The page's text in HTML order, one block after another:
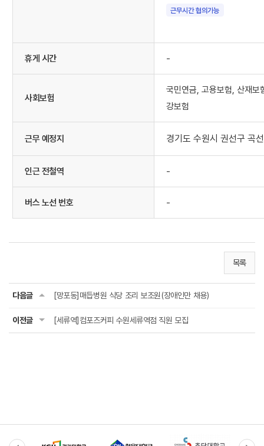
근무시간 협의가능
휴게 시간 -
사회보험
국민연금, 고용보험, 산재보
강보험
근무 예정지 경기도 수원시 권선구 곡
인근 전철역 -
버스 노선 번호 -
목록
다음글 [망포동]매듭병원 식당 조리 보조원(장애인만 채용)
이전글 [세류역]컴포즈커피 수원세류역점 직원 모집